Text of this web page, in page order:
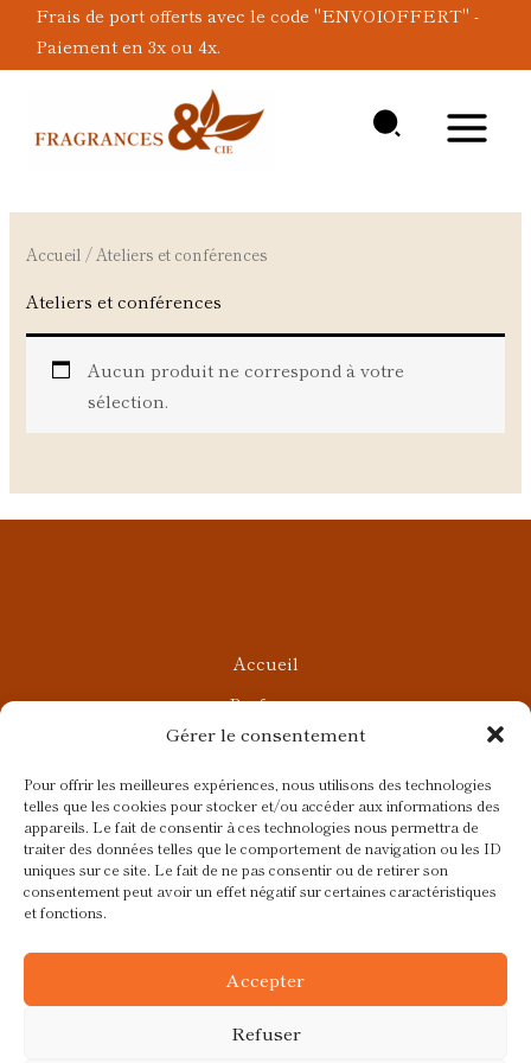
Gérer le consentement
Pour offrir les meilleures expériences, nous utilisons des technologies
telles que les cookies pour stocker et/ou accéder aux informations des
appareils. Le fait de consentir à ces technologies nous permettra de
traiter des données telles que le comportement de navigation ou les ID
uniques sur ce site. Le fait de ne pas consentir ou de retirer son
consentement peut avoir un effet négatif sur certaines caractéristiques
et fonctions.
Accepter
Refuser
Aller
contenu
Frais de port offerts avec le code "ENVOIOFFERT" -
Paiement en 3x ou 4x.
Accueil / Ateliers et conférences
Ateliers et conférences
Aucun produit ne correspond à votre
sélection.
Accueil
Parfums
Ateliers privés
Rendez-vous Beauté
Rendez-vous Parfumés
Contact
Blog